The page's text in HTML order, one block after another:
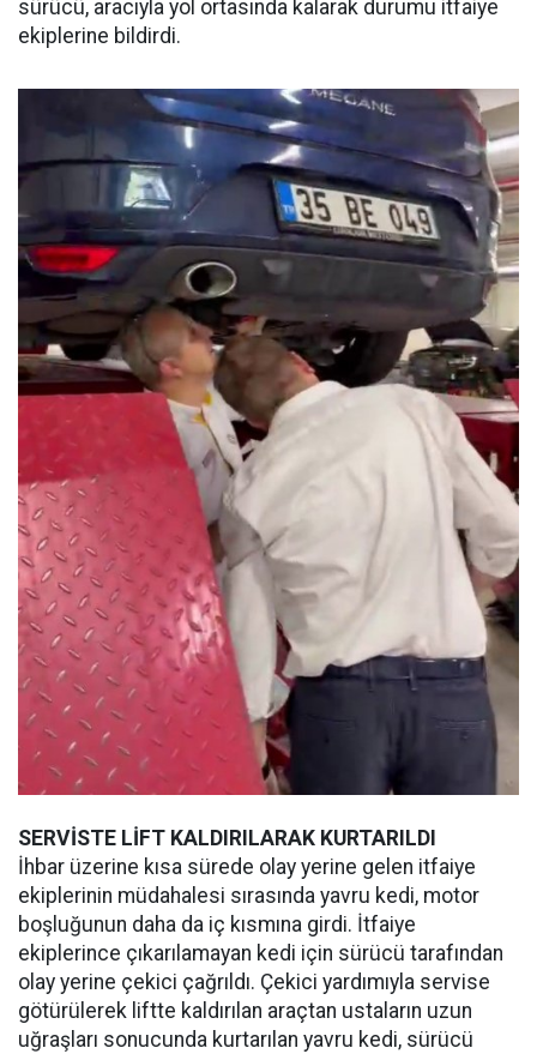
sürücü, aracıyla yol ortasında kalarak durumu itfaiye
ekiplerine bildirdi.
SERVİSTE LİFT KALDIRILARAK KURTARILDI
İhbar üzerine kısa sürede olay yerine gelen itfaiye
ekiplerinin müdahalesi sırasında yavru kedi, motor
boşluğunun daha da iç kısmına girdi. İtfaiye
ekiplerince çıkarılamayan kedi için sürücü tarafından
olay yerine çekici çağrıldı. Çekici yardımıyla servise
götürülerek liftte kaldırılan araçtan ustaların uzun
uğraşları sonucunda kurtarılan yavru kedi, sürücü